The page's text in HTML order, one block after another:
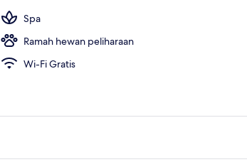
Spa
Ramah hewan peliharaan
Wi-Fi Gratis